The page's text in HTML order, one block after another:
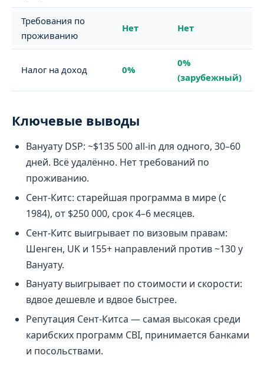
Требования по
проживанию
Нет Нет
Налог на доход 0%
0%
(зарубежный)
Ключевые выводы
Вануату DSP: ~$135 500 all-in для одного, 30–60
дней. Всё удалённо. Нет требований по
проживанию.
Сент-Китс: старейшая программа в мире (с
1984), от $250 000, срок 4–6 месяцев.
Сент-Китс выигрывает по визовым правам:
Шенген, UK и 155+ направлений против ~130 у
Вануату.
Вануату выигрывает по стоимости и скорости:
вдвое дешевле и вдвое быстрее.
Репутация Сент-Китса — самая высокая среди
карибских программ CBI, принимается банками
и посольствами.